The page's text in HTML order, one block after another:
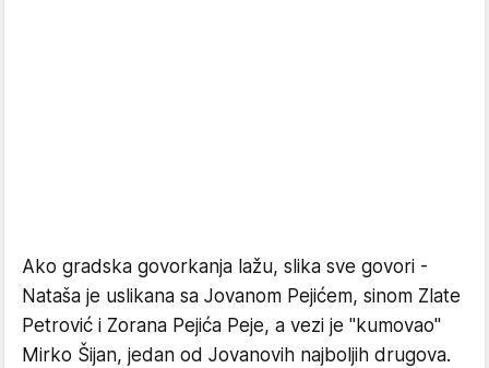
Ako gradska govorkanja lažu, slika sve govori -
Nataša je uslikana sa Jovanom Pejićem, sinom Zlate
Petrović i Zorana Pejića Peje, a vezi je "kumovao"
Mirko Šijan, jedan od Jovanovih najboljih drugova.